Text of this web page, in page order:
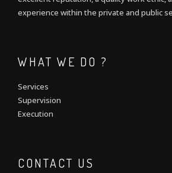
experience within the private and public
WHAT WE DO ?
Services
Supervision
Execution
CONTACT US